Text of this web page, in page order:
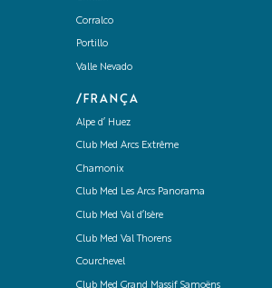
Corralco
Portillo
Valle Nevado
/FRANÇA
Alpe d’ Huez
Club Med Arcs Extrême
Chamonix
Club Med Les Arcs Panorama
Club Med Val d’Isère
Club Med Val Thorens
Courchevel
Club Med Grand Massif Samoëns